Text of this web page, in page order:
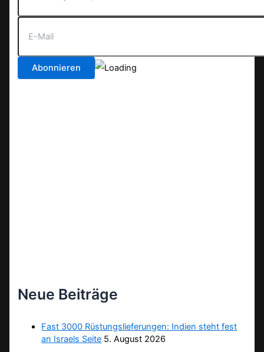
Neue Beiträge
Fast 3000 Rüstungslieferungen: Indien steht fest
an Israels Seite 5. August 2026